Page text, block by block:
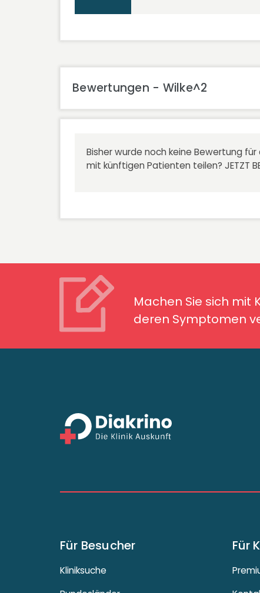
Bewertungen - Wilke^2
Bisher wurde noch keine Bewertung
mit künftigen Patienten teilen? JETZT
Machen Sie sich mit
deren Symptomen
Machen Sie sich mit
Symptomen
Für Besucher
Kliniksuche
Für